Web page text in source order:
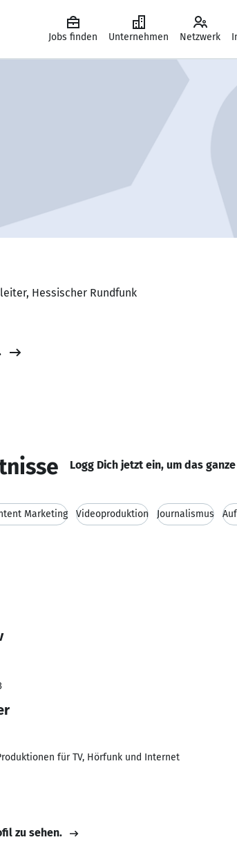
Jobs finden Unternehmen Netzwerk
Hessischer Rundfunk
Logg Dich jetzt ein, um das
Marketing Videoproduktion Journalismus
für TV, Hörfunk und Internet
zu sehen.